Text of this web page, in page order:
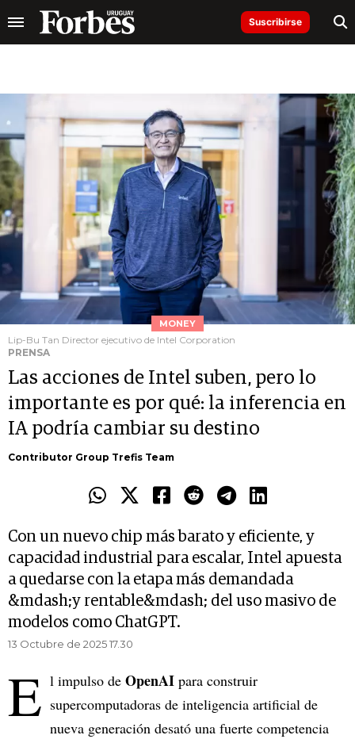
Suscribirse
MONEY
Lip-Bu Tan Director ejecutivo de Intel Corporation
PRENSA
Las acciones de Intel suben, pero lo
importante es por qué: la inferencia en
IA podría cambiar su destino
Contributor Group Trefis Team
Con un nuevo chip más barato y eficiente, y
capacidad industrial para escalar, Intel apuesta
a quedarse con la etapa más demandada
&mdash;y rentable&mdash; del uso masivo de
modelos como ChatGPT.
13 Octubre de 2025 17.30
E l impulso de OpenAI para construir
supercomputadoras de inteligencia artificial de
nueva generación desató una fuerte competencia